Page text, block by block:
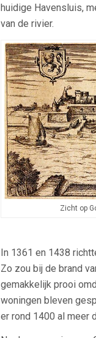
huidige Havensluis,
van de rivier.
Zicht op
In 1361 en 1438
Zo zou bij de brand
gemakkelijk prooi
woningen bleven
er rond 1400 al meer